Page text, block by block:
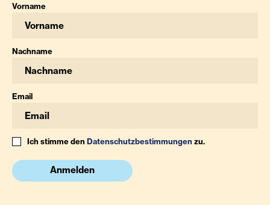
Vorname
Nachname
Email
Ich stimme denDatenschutzbestimmungenzu.
Anmelden